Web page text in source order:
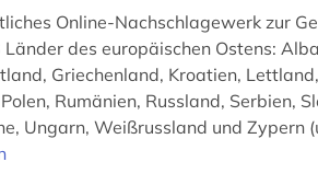
Online-Nachschlagewerk zur
des europäischen Ostens:
Griechenland, Kroatien,
Rumänien, Russland, Serbien,
Ungarn, Weißrussland und Zypern